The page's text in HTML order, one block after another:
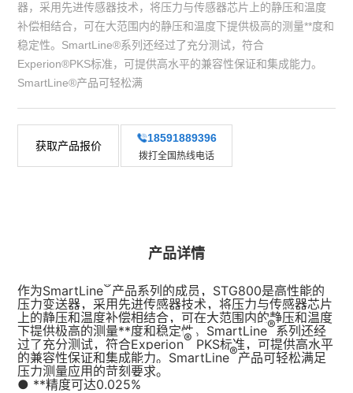
器，采用先进传感器技术，将压力与传感器芯片上的静压和温度
补偿相结合，可在大范围内的静压和温度下提供极高的测量**度和
稳定性。SmartLine®系列还经过了充分测试，符合
Experion®PKS标准，可提供高水平的兼容性保证和集成能力。
SmartLine®产品可轻松满
获取产品报价
18591889396
拨打全国热线电话
产品详情
作为SmartLine®产品系列的成员，STG800是高性能的
压力变送器，采用先进传感器技术，将压力与传感器芯片
上的静压和温度补偿相结合，可在大范围内的静压和温度
下提供极高的测量**度和稳定性。SmartLine®系列还经
过了充分测试，符合Experion®PKS标准，可提供高水平
的兼容性保证和集成能力。SmartLine®产品可轻松满足
压力测量应用的苛刻要求。
● **精度可达0.025%